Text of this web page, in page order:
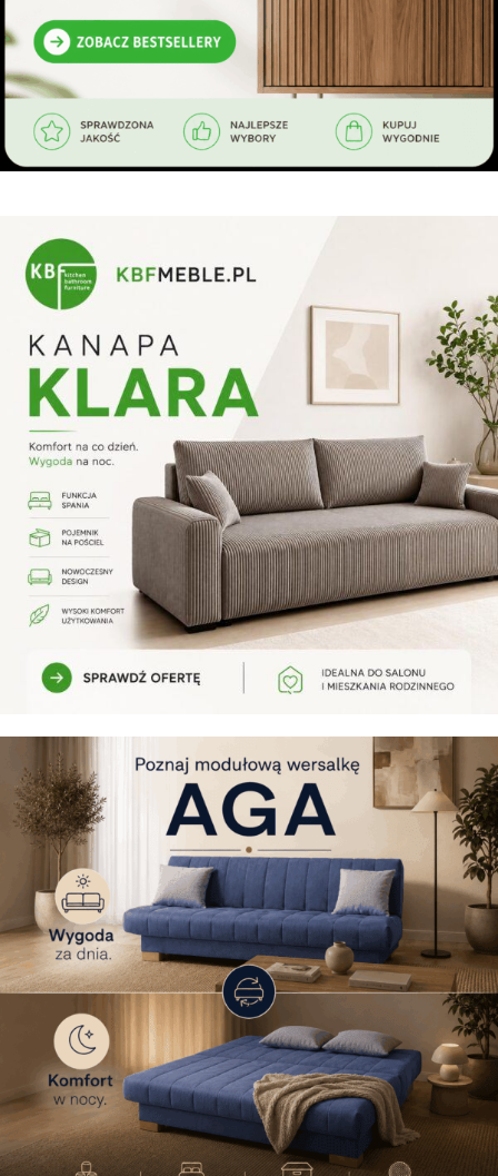
Sofy, wersalki i narożniki z funkcją spania
Zobacz bestsellery
Kanapa KLARA
Sprawdź ofertę